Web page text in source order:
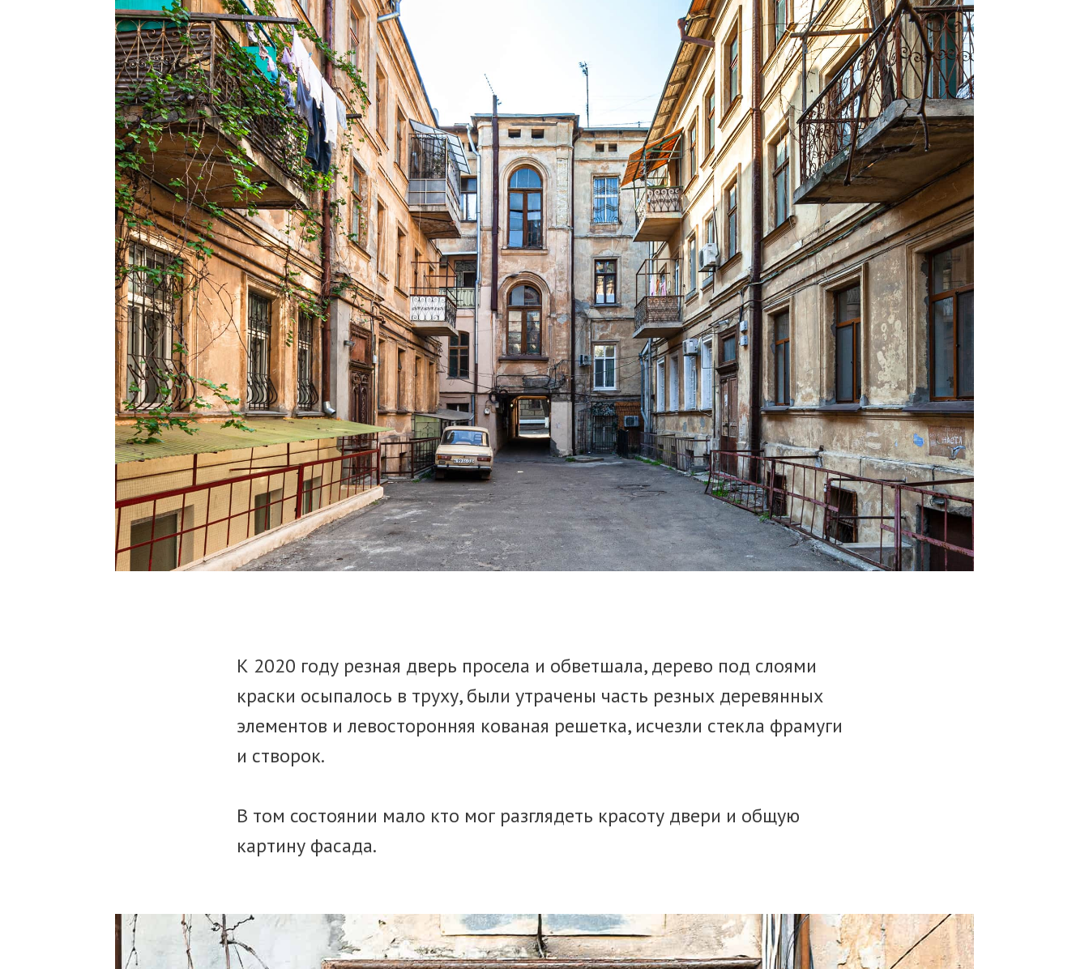
К 2020 году резная дверь просела и обветшала, дерево под слоями
краски осыпалось в труху, были утрачены часть резных деревянных
элементов и левосторонняя кованая решетка, исчезли стекла фрамуги
и створок.
В том состоянии мало кто мог разглядеть красоту двери и общую
картину фасада.